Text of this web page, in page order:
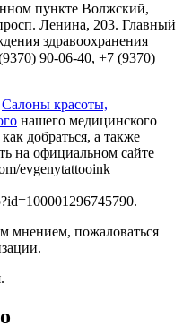
пункте Волжский,
Ленина, 203. Главный
здравоохранения
90-06-40, +7 (9370)
Салоны красоты,
нашего медицинского
добраться, а также
на официальном сайте
evgenytattooink
мнением, пожаловаться